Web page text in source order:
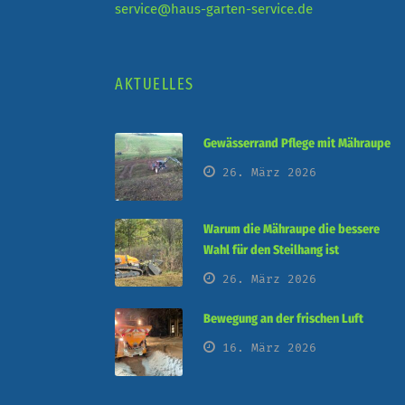
service@haus-garten-service.de
AKTUELLES
Gewässerrand Pflege mit Mähraupe
26. März 2026
Warum die Mähraupe die bessere
Wahl für den Steilhang ist
26. März 2026
Bewegung an der frischen Luft
16. März 2026